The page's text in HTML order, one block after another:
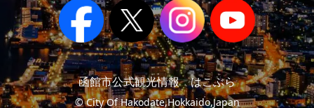
函館市公式観光情報 はこぶら
© City Of Hakodate,Hokkaido,Japan